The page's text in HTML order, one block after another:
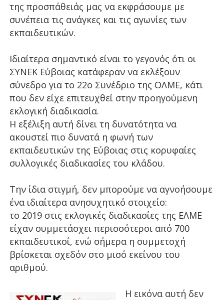
της προσπάθειάς μας να εκφράσουμε με
συνέπεια τις ανάγκες και τις αγωνίες των
εκπαιδευτικών.
Ιδιαίτερα σημαντικό είναι το γεγονός ότι οι
ΣΥΝΕΚ Εύβοιας κατάφεραν να εκλέξουν
σύνεδρο για το 22ο Συνέδριο της ΟΛΜΕ, κάτι
που δεν είχε επιτευχθεί στην προηγούμενη
εκλογική διαδικασία.
Η εξέλιξη αυτή δίνει τη δυνατότητα να
ακουστεί πιο δυνατά η φωνή των
εκπαιδευτικών της Εύβοιας στις κορυφαίες
συλλογικές διαδικασίες του κλάδου.
Την ίδια στιγμή, δεν μπορούμε να αγνοήσουμε
ένα ιδιαίτερα ανησυχητικό στοιχείο:
το 2019 στις εκλογικές διαδικασίες της ΕΛΜΕ
είχαν συμμετάσχει περισσότεροι από 700
εκπαιδευτικοί, ενώ σήμερα η συμμετοχή
βρίσκεται σχεδόν στο μισό εκείνου του
αριθμού.
Η εικόνα αυτή δεν